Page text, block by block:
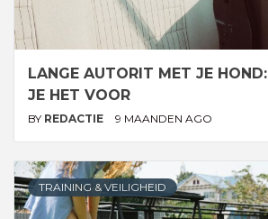
LANGE AUTORIT MET JE
JE HET VOOR
BY REDACTIE 9 MAANDEN AGO
TRAINING & VEILIGHEID